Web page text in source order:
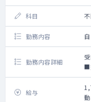
科目
勤務内容
勤務内容詳細
■
給与
動